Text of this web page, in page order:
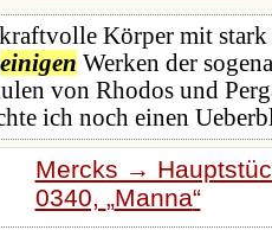
Körper mit stark
einigen Werken der
von Rhodos und
ich noch einen
Mercks →
0340,
Manna